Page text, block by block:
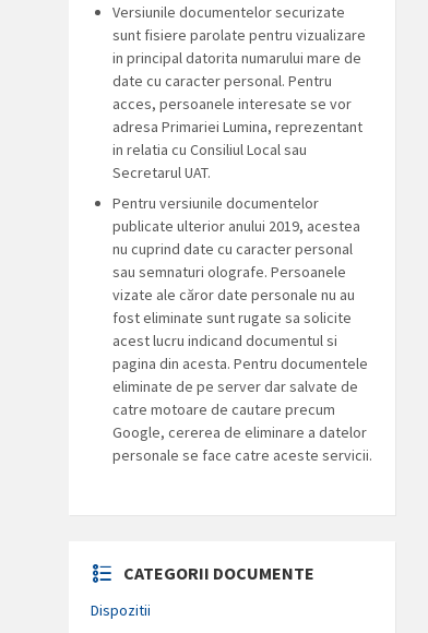
Versiunile documentelor securizate
sunt fisiere parolate pentru vizualizare
in principal datorita numarului mare de
date cu caracter personal. Pentru
acces, persoanele interesate se vor
adresa Primariei Lumina, reprezentant
in relatia cu Consiliul Local sau
Secretarul UAT.
Pentru versiunile documentelor
publicate ulterior anului 2019, acestea
nu cuprind date cu caracter personal
sau semnaturi olografe. Persoanele
vizate ale căror date personale nu au
fost eliminate sunt rugate sa solicite
acest lucru indicand documentul si
pagina din acesta. Pentru documentele
eliminate de pe server dar salvate de
catre motoare de cautare precum
Google, cererea de eliminare a datelor
personale se face catre aceste servicii.
CATEGORII DOCUMENTE
Dispozitii